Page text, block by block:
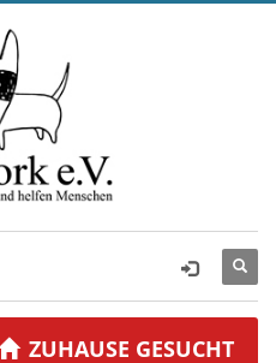
ZUHAUSE GESUCHT